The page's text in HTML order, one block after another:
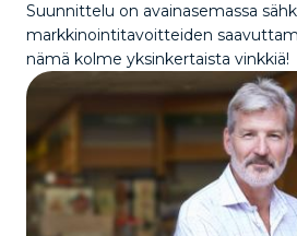
Suunnittelu on avainasemassa
markkinointitavoitteiden
nämä kolme yksinkertaista vinkkiä!